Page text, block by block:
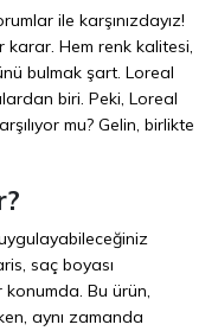
ile karşınızdayız!
karar. Hem renk kalitesi,
bulmak şart. Loreal
biri. Peki, Loreal
mu? Gelin, birlikte
saç boyası
Bu ürün,
aynı zamanda